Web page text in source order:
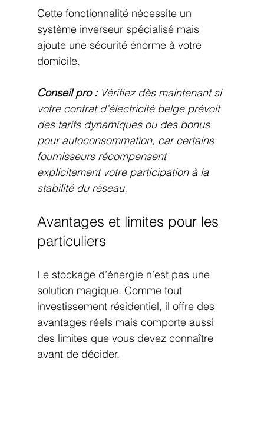
Cette fonctionnalité nécessite un
système inverseur spécialisé mais
ajoute une sécurité énorme à votre
domicile.
Conseil pro : Vérifiez dès maintenant si
votre contrat d’électricité belge prévoit
des tarifs dynamiques ou des bonus
pour autoconsommation, car certains
fournisseurs récompensent
explicitement votre participation à la
stabilité du réseau.
Avantages et limites pour les
particuliers
Le stockage d’énergie n’est pas une
solution magique. Comme tout
investissement résidentiel, il offre des
avantages réels mais comporte aussi
des limites que vous devez connaître
avant de décider.